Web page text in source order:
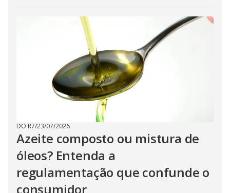
DO R7/23/07/2026
Azeite composto ou mistura de
óleos? Entenda a
regulamentação que confunde o
consumidor